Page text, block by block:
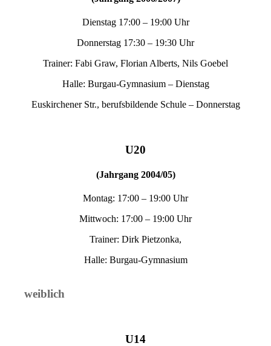
Dienstag 17:00 – 19:00 Uhr
Donnerstag 17:30 – 19:30 Uhr
Trainer: Fabi Graw, Florian Alberts, Nils Goebel
Halle: Burgau-Gymnasium – Dienstag
Euskirchener Str., berufsbildende Schule – Donnerstag
U20
(Jahrgang 2004/05)
Montag: 17:00 – 19:00 Uhr
Mittwoch: 17:00 – 19:00 Uhr
Trainer: Dirk Pietzonka,
Halle: Burgau-Gymnasium
weiblich
U14